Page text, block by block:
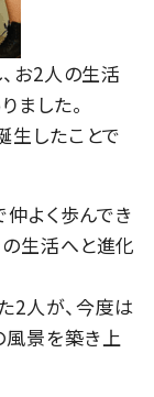
お2人の生活
ました。
生したことで
よく歩んでき
生活へと進化
2人が、今度は
風景を築き上